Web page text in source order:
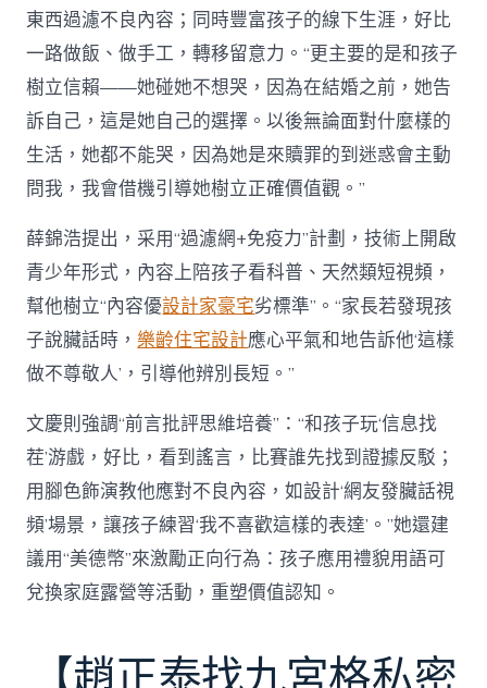
東西過濾不良內容；同時豐富孩子的線下生涯，好比
一路做飯、做手工，轉移留意力。“更主要的是和孩子
樹立信賴——她碰她不想哭，因為在結婚之前，她告
訴自己，這是她自己的選擇。以後無論面對什麼樣的
生活，她都不能哭，因為她是來贖罪的到迷惑會主動
問我，我會借機引導她樹立正確價值觀。”
薛錦浩提出，采用“過濾網+免疫力”計劃，技術上開啟
青少年形式，內容上陪孩子看科普、天然類短視頻，
幫他樹立“內容優設計家豪宅劣標準”。“家長若發現孩
子說臟話時，樂齡住宅設計應心平氣和地告訴他‘這樣
做不尊敬人’，引導他辨別長短。”
文慶則強調“前言批評思維培養”：“和孩子玩‘信息找
茬’游戲，好比，看到謠言，比賽誰先找到證據反駁；
用腳色飾演教他應對不良內容，如設計‘網友發臟話視
頻’場景，讓孩子練習‘我不喜歡這樣的表達’。”她還建
議用“美德幣”來激勵正向行為：孩子應用禮貌用語可
兌換家庭露營等活動，重塑價值認知。